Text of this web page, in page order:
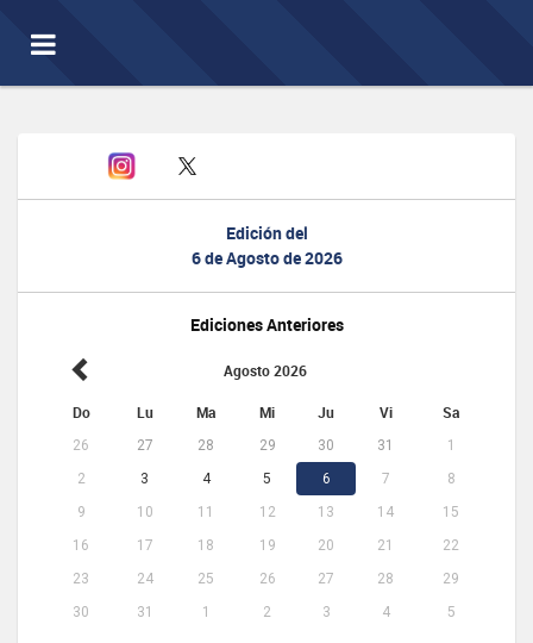
Toggle
navigation
Edición del
6 de Agosto de 2026
Ediciones Anteriores
Agosto 2026
Do Lu Ma Mi Ju Vi Sa
26 27 28 29 30 31
1
2
3 4 5 6 7
8
9
10 11 12 13 14
15
16
17 18 19 20 21
22
23
24 25 26 27 28
29
30
31 1 2 3 4 5